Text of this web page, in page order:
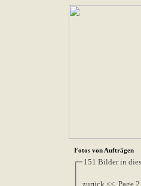
Fotos von Aufträgen
151 Bilder in
zurück << Page